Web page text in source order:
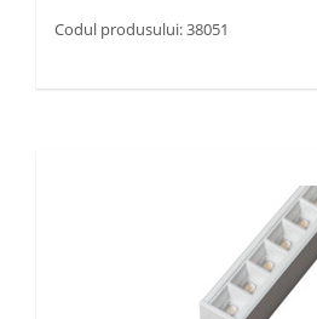
Codul produsului: 38051